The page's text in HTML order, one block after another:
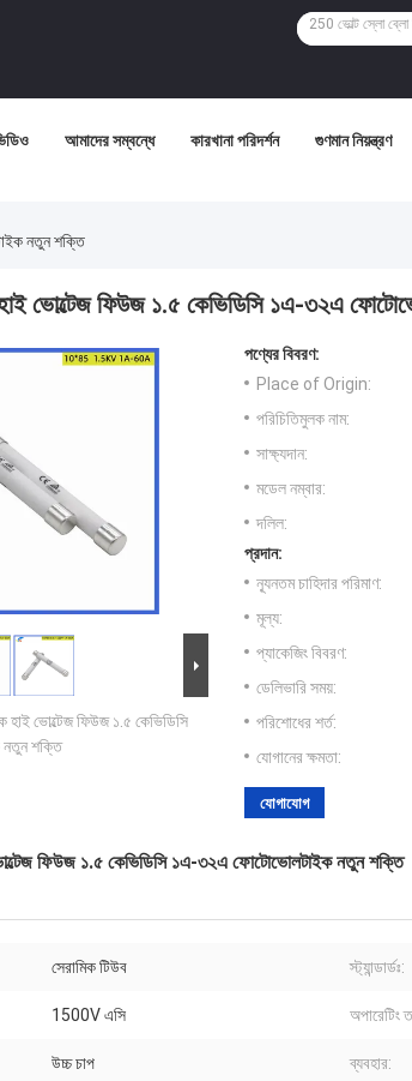
আমাদের সম্বন্ধে কারখানা পরিদর্শন গুণমান নিয়ন্ত্রণ
নতুন শক্তি
ভোল্টেজ ফিউজ ১.৫ কেভিডিসি ১এ-৩২এ
হাই ভোল্টেজ ফিউজ ১.৫ কেভিডিসি
শক্তি
পণ্যের বিবরণ:
Place of Origin:
পরিচিতিমুলক নাম:
সাক্ষ্যদান:
মডেল নম্বার:
দলিল:
প্রদান:
ন্যূনতম চাহিদার পরিমাণ:
মূল্য:
প্যাকেজিং বিবরণ:
ডেলিভারি সময়:
পরিশোধের শর্ত:
যোগানের ক্ষমতা:
যোগাযোগ
ফিউজ ১.৫ কেভিডিসি ১এ-৩২এ ফোটোভোলটাইক নতুন শক্তি
সেরামিক টিউব স্ট্যান্ডার্ডঃ:
1500V এসি অপারেটিং
উচ্চ চাপ ব্যবহার: